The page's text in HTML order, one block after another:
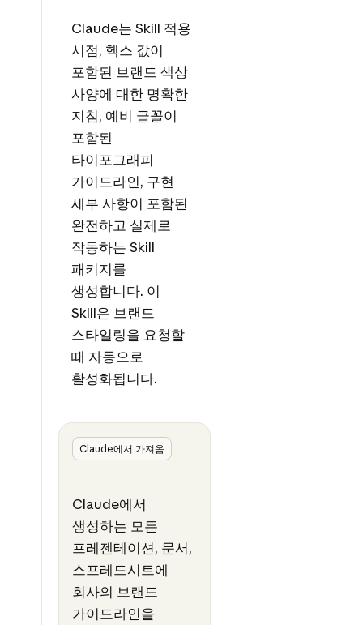
Claude는 Skill 적용
시점, 헥스 값이
포함된 브랜드 색상
사양에 대한 명확한
지침, 예비 글꼴이
포함된
타이포그래피
가이드라인, 구현
세부 사항이 포함된
완전하고 실제로
작동하는 Skill
패키지를
생성합니다. 이
Skill은 브랜드
스타일링을 요청할
때 자동으로
활성화됩니다.
Claude에서 가져옴
Claude에서
생성하는 모든
프레젠테이션, 문서,
스프레드시트에
회사의 브랜드
가이드라인을